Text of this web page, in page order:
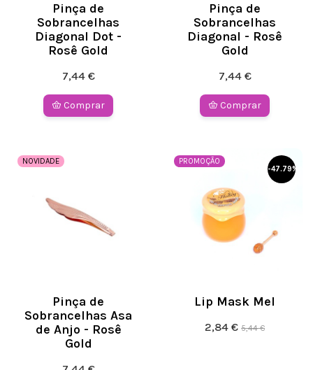
Pinça de
Sobrancelhas
Diagonal Dot -
Rosê Gold
7,44 €
Comprar
Pinça de
Sobrancelhas
Diagonal - Rosê
Gold
7,44 €
Comprar
NOVIDADE
Pinça de
Sobrancelhas Asa
de Anjo - Rosê
Gold
-47.79%
PROMOÇÃO
Lip Mask Mel
2,84 € 5,44 €